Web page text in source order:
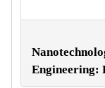
Engineering: